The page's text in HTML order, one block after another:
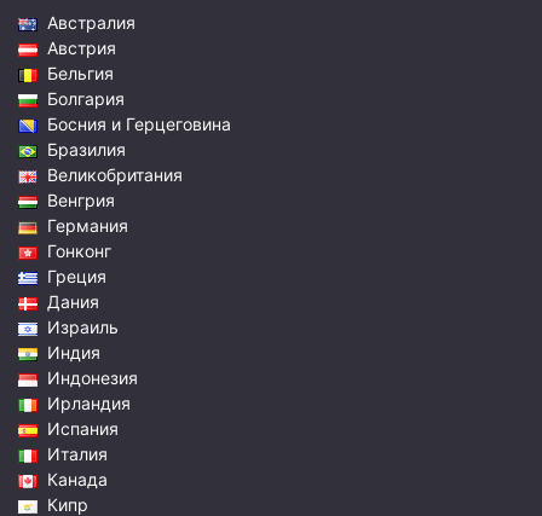
Австралия
Австрия
Бельгия
Болгария
Босния и Герцеговина
Бразилия
Великобритания
Венгрия
Германия
Гонконг
Греция
Дания
Израиль
Индия
Индонезия
Ирландия
Испания
Италия
Канада
Кипр